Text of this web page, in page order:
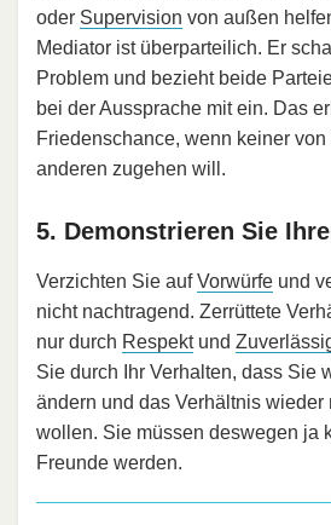
oder Supervision von außen
Mediator ist überparteilich. Er
Problem und bezieht beide
bei der Aussprache mit ein. Das
Friedenschance, wenn keiner
anderen zugehen will.
5. Demonstrieren Sie
Verzichten Sie aufVorwürfe und
nicht nachtragend. Zerrüttete
nur durch Respektund
Sie durch Ihr Verhalten, dass Sie
ändern und das Verhältnis wieder
wollen. Sie müssen deswegen ja
Freunde werden.